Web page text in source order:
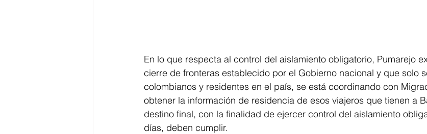
En lo que respecta al control del aislamiento obligatorio, Pumarejo
cierre de fronteras establecido por el Gobierno nacional y que solo
colombianos y residentes en el país, se está coordinando con
obtener la información de residencia de esos viajeros que tienen a
destino final, con la finalidad de ejercer control del aislamiento
días, deben cumplir.